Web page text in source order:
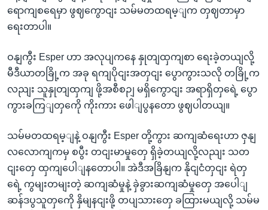
ရောကျစရေမှာ ဖွဈကွောငျး သမ်မတထရမ့ျက တှဈတာမှာ
ရေးတာပါ။
ဝနျကွီး Esper ဟာ အလုပျကနေ နှုတျထှကျစာ ရေးခဲ့တယျလို့
မီဒီယာတခြို့က အခု ရကျပိုငျးအတှငျး ပွောကွားသလို တခြို့က
လညျး သူနှုတျထှကျ ဖို့အစီစဉျ မရှိကွောငျး အရာရှိတှရေဲ့ ပွော
ကွားခကြျတှကေို ကိုးကား ဖေါျပွနတော ဖွဈပါတယျ။
သမ်မတထရမ့ျနဲ့ ဝနျကွီး Esper တို့ကွား ဆကျဆံရေးဟာ ဇှနျ
လလောကျကမှ စပွီး တငျးမာမှုတှေ ရှိခဲ့တယျလို့လညျး သတ
ငျးတှေ ထှကျပေါျနတောပါ။ အဲဒီအခြိနျက နိုငျငံတှငျး ရဲတှ
ရေဲ့ ကွမျးတမျးတဲ့ ဆကျဆံမှုနဲ့ ခှဲခွားဆကျဆံမှုတှေ အပေါျ
ဆန်ဒပွသူတှကေို နှိမျနငျးဖို့ တပျသားတှေ ခထြားမယျလို့ သမ်မ